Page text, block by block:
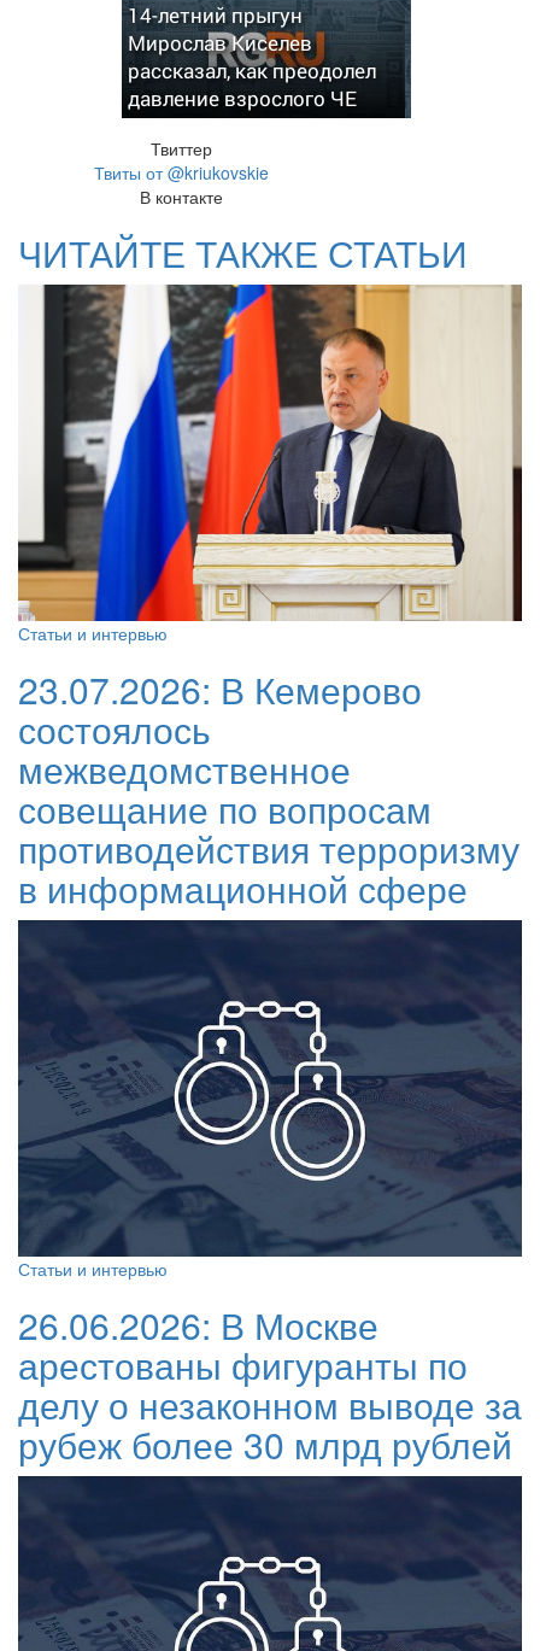
14-летний прыгун
Мирослав Киселев
рассказал, как преодолел
давление взрослого ЧЕ
Твиттер
Твиты от @kriukovskie
В контакте
ЧИТАЙТЕ ТАКЖЕ СТАТЬИ
Статьи и интервью
23.07.2026: В Кемерово
состоялось
межведомственное
совещание по вопросам
противодействия терроризму
в информационной сфере
Статьи и интервью
26.06.2026: В Москве
арестованы фигуранты по
делу о незаконном выводе за
рубеж более 30 млрд рублей